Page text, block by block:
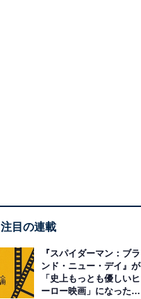
注目の連載
『スパイダーマン：ブラ
ンド・ニュー・デイ』が
「史上もっとも優しいヒ
ーロー映画」になった理